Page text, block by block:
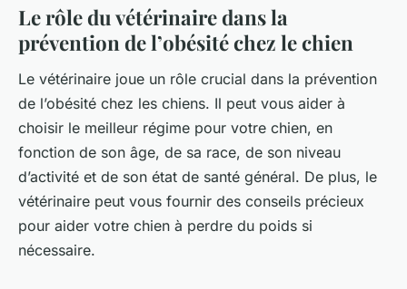
Le rôle du vétérinaire dans la
prévention de l’obésité chez le chien
Le vétérinaire joue un rôle crucial dans la prévention
de l’obésité chez les chiens. Il peut vous aider à
choisir le meilleur régime pour votre chien, en
fonction de son âge, de sa race, de son niveau
d’activité et de son état de santé général. De plus, le
vétérinaire peut vous fournir des conseils précieux
pour aider votre chien à perdre du poids si
nécessaire.